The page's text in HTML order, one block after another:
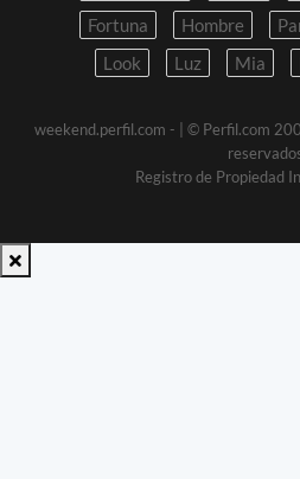
Fortuna
Hombre
Look
Luz Mia
weekend.perfil.com -
| © Perfil.com
Registro de Propiedad